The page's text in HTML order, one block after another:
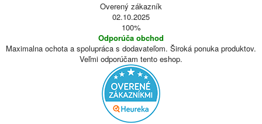
Overený zákazník
02.10.2025
100%
Odporúča obchod
Maximalna ochota a spolupráca s dodavateľom. Široká ponuka produktov.
Veľmi odporúčam tento eshop.